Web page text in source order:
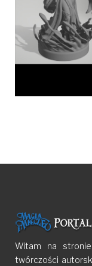
Witam na
twórczości